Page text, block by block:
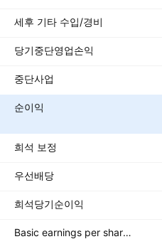
세후 기타 수입/경비
당기중단영업손익
중단사업
순이익
희석 보정
우선배당
희석당기순이익
Basic earnings per share (basic EPS)